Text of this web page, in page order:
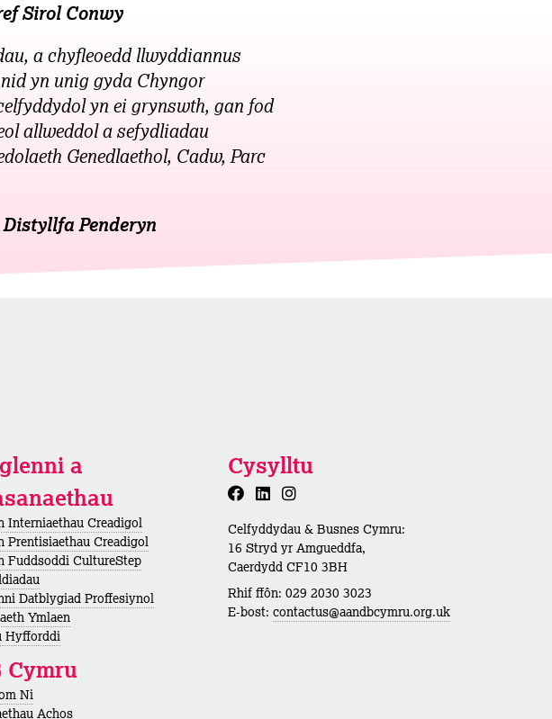
Sirol Conwy
a chyfleoedd llwyddiannus
yn unig gyda Chyngor
yn ei grynswth, gan fod
allweddol a sefydliadau
Genedlaethol, Cadw, Parc
Penderyn
a
Interniaethau Creadigol
Prentisiaethau Creadigol
Fuddsoddi CultureStep
Datblygiad Proffesiynol
Ymlaen
Hyfforddi
Cymru
Ni
Achos
Cysylltu
Celfyddydau & Busnes Cymru:
16 Stryd yr Amgueddfa,
Caerdydd CF10 3BH
Rhif ffôn: 029 2030 3023
E-bost: contactus@aandbcymru.org.uk